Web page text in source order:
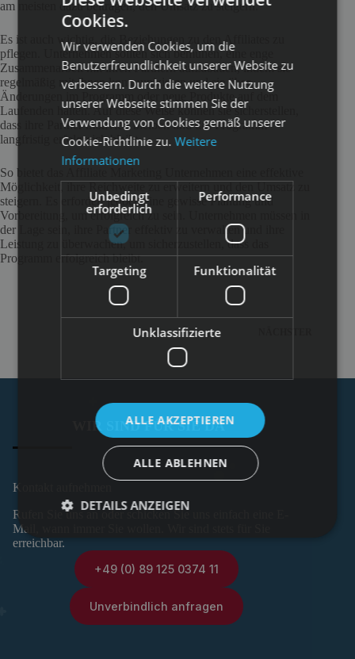
am meisten dazu beitragen, den Umsatz zu steigern.
Es ist auch wichtig, die Beziehungen zu den Affiliates zu
pflegen. Unternehmen sollten sich bemühen, eine enge
Zusammenarbeit mit ihren Partnern aufzubauen, indem sie
regelmäßig mit ihnen kommunizieren und sie über
Änderungen im Programm oder neue Produkte auf dem
Laufenden halten. Auf diese Weise können sie sicherstellen,
dass ihre Partner motiviert bleiben und das Programm
langfristig erfolgreich bleibt.
So bietet das Affiliate Marketing Unternehmen eine effektive
Möglichkeit, ihre Reichweite zu erweitern und den Umsatz zu
steigern. Es erfordert jedoch eine gewisse Planung und
Vorbereitung, um erfolgreich zu sein. Unternehmen müssen in
der Lage sein, ihre Partner effektiv zu verwalten und ihre
Leistung zu überwachen, um sicherzustellen, dass das
Programm erfolgreich bleibt.
WIR SIND FÜR SIE DA
Kontakt aufnehmen
Rufen Sie uns an oder schicken Sie uns einfach eine E-
Mail, wann immer Sie wollen. Wir sind stets für Sie
erreichbar.
+49 (0) 89 125 0374 11
Unverbindlich anfragen
Cookies.
Wir verwenden Cookies, um die
Benutzerfreundlichkeit unserer Website zu
verbessern. Durch die weitere Nutzung
unserer Webseite stimmen Sie der
Verwendung von Cookies gemäß unserer
Cookie-Richtlinie zu.Weitere
Informationen
Unbedingt
erforderlich
Performance
Targeting Funktionalität
Unklassifizierte
ALLE AKZEPTIEREN
ALLE ABLEHNEN
DETAILS ANZEIGEN